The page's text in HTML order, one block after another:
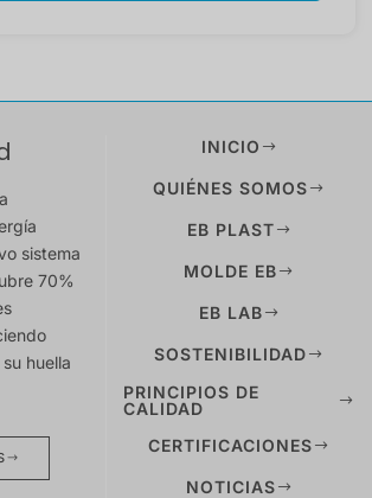
sistema
70%
huella
INICIO
QUIÉNES SOMOS
EB PLAST
MOLDE EB
EB LAB
SOSTENIBILIDAD
PRINCIPIOS DE
CALIDAD
CERTIFICACIONES
NOTICIAS